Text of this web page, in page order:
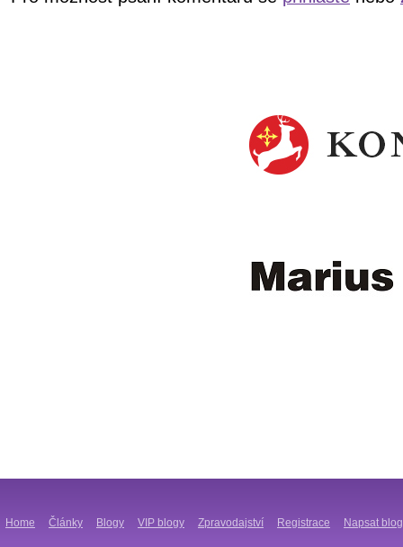
Home Články Blogy VIP blogy Zpravodajství Registrace Napsat blog